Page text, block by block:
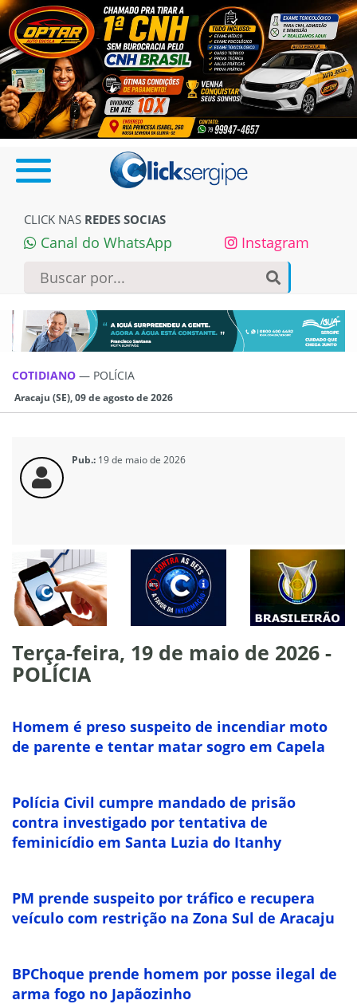
CLICK NAS REDES SOCIAS
Canal do WhatsApp Instagram
COTIDIANO — POLÍCIA
Aracaju (SE), 09 de agosto de 2026
Pub.: 19 de maio de 2026
Terça-feira, 19 de maio de 2026 -
POLÍCIA
Homem é preso suspeito de incendiar moto
de parente e tentar matar sogro em Capela
Polícia Civil cumpre mandado de prisão
contra investigado por tentativa de
feminicídio em Santa Luzia do Itanhy
PM prende suspeito por tráfico e recupera
veículo com restrição na Zona Sul de Aracaju
BPChoque prende homem por posse ilegal de
arma fogo no Japãozinho